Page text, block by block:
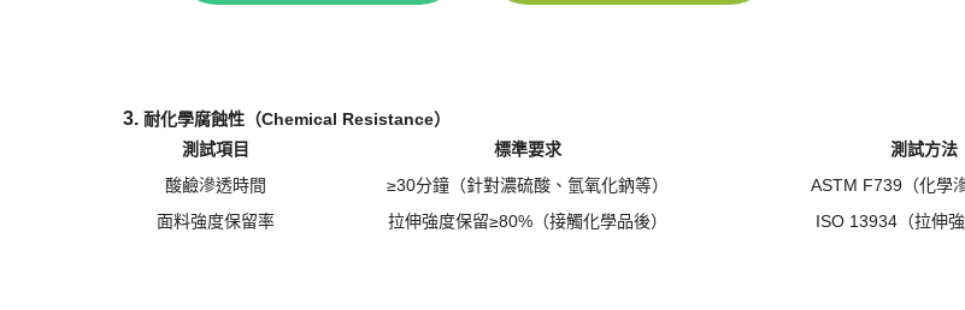
3. ​ 耐化學腐蝕性（Chemical Resistance）​
測試項目
標準要求 測試方法
酸鹼滲透時間
≥30分鐘（針對濃硫酸、氫氧化鈉等） ASTM F739（化學
面料強度保留率
拉伸強度保留≥80%（接觸化學品後） ISO 13934（拉伸強